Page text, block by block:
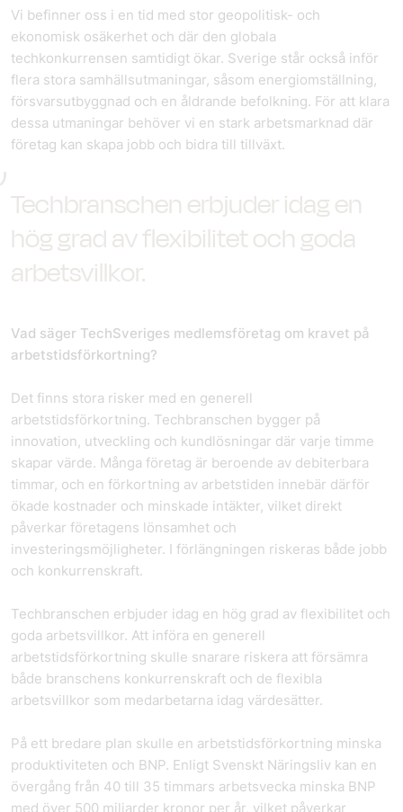
Vi befinner oss i en tid med stor geopolitisk- och
ekonomisk osäkerhet och där den globala
techkonkurrensen samtidigt ökar. Sverige står också inför
flera stora samhällsutmaningar, såsom energiomställning,
försvarsutbyggnad och en åldrande befolkning. För att klara
dessa utmaningar behöver vi en stark arbetsmarknad där
företag kan skapa jobb och bidra till tillväxt.
Techbranschen erbjuder idag en
hög grad av flexibilitet och goda
arbetsvillkor.
Vad säger TechSveriges medlemsföretag om kravet på
arbetstidsförkortning?
Det finns stora risker med en generell
arbetstidsförkortning. Techbranschen bygger på
innovation, utveckling och kundlösningar där varje timme
skapar värde. Många företag är beroende av debiterbara
timmar, och en förkortning av arbetstiden innebär därför
ökade kostnader och minskade intäkter, vilket direkt
påverkar företagens lönsamhet och
investeringsmöjligheter. I förlängningen riskeras både jobb
och konkurrenskraft.
Techbranschen erbjuder idag en hög grad av flexibilitet och
goda arbetsvillkor. Att införa en generell
arbetstidsförkortning skulle snarare riskera att försämra
både branschens konkurrenskraft och de flexibla
arbetsvillkor som medarbetarna idag värdesätter.
På ett bredare plan skulle en arbetstidsförkortning minska
produktiviteten och BNP. Enligt Svenskt Näringsliv kan en
övergång från 40 till 35 timmars arbetsvecka minska BNP
med över 500 miljarder kronor per år, vilket påverkar